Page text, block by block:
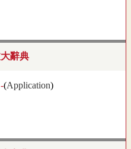
辭典
(Application)